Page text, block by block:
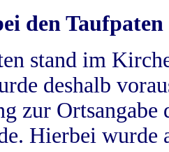
den Taufpaten
stand im
deshalb
zur
Hierbei wurde